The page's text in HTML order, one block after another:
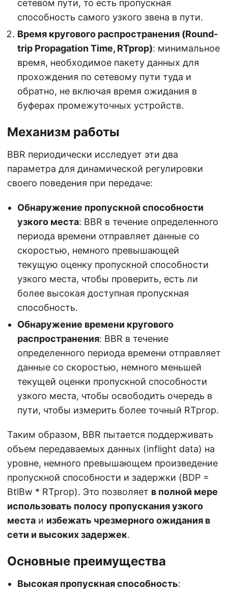
сетевом пути, то есть пропускная
способность самого узкого звена в пути.
Время кругового распространения (Round-
trip Propagation Time, RTprop): минимальное
время, необходимое пакету данных для
прохождения по сетевому пути туда и
обратно, не включая время ожидания в
буферах промежуточных устройств.
Механизм работы
BBR периодически исследует эти два
параметра для динамической регулировки
своего поведения при передаче:
Обнаружение пропускной способности
узкого места: BBR в течение определенного
периода времени отправляет данные со
скоростью, немного превышающей
текущую оценку пропускной способности
узкого места, чтобы проверить, есть ли
более высокая доступная пропускная
способность.
Обнаружение времени кругового
распространения: BBR в течение
определенного периода времени отправляет
данные со скоростью, немного меньшей
текущей оценки пропускной способности
узкого места, чтобы освободить очередь в
пути, чтобы измерить более точный RTprop.
Таким образом, BBR пытается поддерживать
объем передаваемых данных (inflight data) на
уровне, немного превышающем произведение
пропускной способности и задержки (BDP =
BtlBw * RTprop). Это позволяет в полной мере
использовать полосу пропускания узкого
места и избежать чрезмерного ожидания в
сети и высоких задержек.
Основные преимущества
Высокая пропускная способность: